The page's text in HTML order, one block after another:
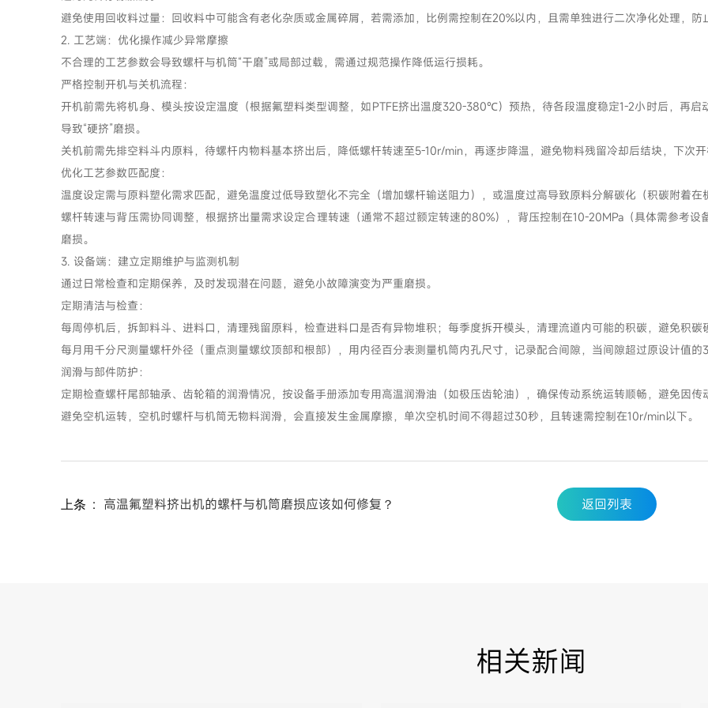
避免使用回收料过量：回收料中可能含有老化杂质或金属碎屑，若需添加，比例需控制在20%以内，且需单独进行二次净化处理，防
2. 工艺端：优化操作减少异常摩擦
不合理的工艺参数会导致螺杆与机筒“干磨”或局部过载，需通过规范操作降低运行损耗。
严格控制开机与关机流程：
开机前需先将机身、模头按设定温度（根据氟塑料类型调整，如PTFE挤出温度320-380℃）预热，待各段温度稳定1-2小时后，再
导致“硬挤”磨损。
关机前需先排空料斗内原料，待螺杆内物料基本挤出后，降低螺杆转速至5-10r/min，再逐步降温，避免物料残留冷却后结块，下次
优化工艺参数匹配度：
温度设定需与原料塑化需求匹配，避免温度过低导致塑化不完全（增加螺杆输送阻力），或温度过高导致原料分解碳化（积碳附着
螺杆转速与背压需协同调整，根据挤出量需求设定合理转速（通常不超过额定转速的80%），背压控制在10-20MPa（具体需参考
磨损。
3. 设备端：建立定期维护与监测机制
通过日常检查和定期保养，及时发现潜在问题，避免小故障演变为严重磨损。
定期清洁与检查：
每周停机后，拆卸料斗、进料口，清理残留原料，检查进料口是否有异物堆积；每季度拆开模头，清理流道内可能的积碳，避免积
每月用千分尺测量螺杆外径（重点测量螺纹顶部和根部），用内径百分表测量机筒内孔尺寸，记录配合间隙，当间隙超过原设计值
润滑与部件防护：
定期检查螺杆尾部轴承、齿轮箱的润滑情况，按设备手册添加专用高温润滑油（如极压齿轮油），确保传动系统运转顺畅，避免因
避免空机运转，空机时螺杆与机筒无物料润滑，会直接发生金属摩擦，单次空机时间不得超过30秒，且转速需控制在10r/min以下。
上条 ： 高温氟塑料挤出机的螺杆与机筒磨损应该如何修复？ 返回列表
相关新闻